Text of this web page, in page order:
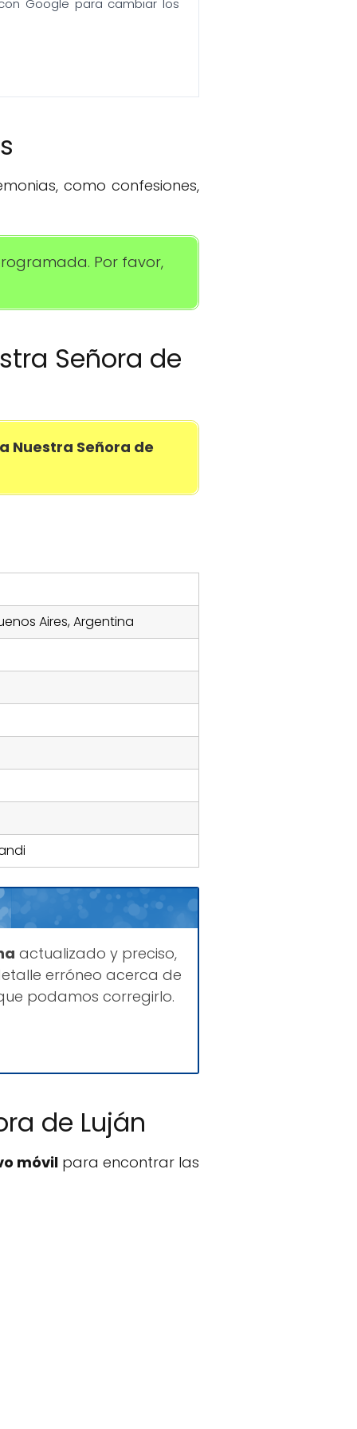
Google para cambiar los
como confesiones,
Por favor,
Señora de
Nuestra Señora de
Aires, Argentina
actualizado y preciso,
erróneo acerca de
podamos corregirlo.
de Luján
móvilpara encontrar las